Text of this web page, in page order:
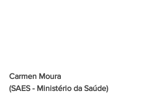
Carmen Moura
(SAES - Ministério da Saúde)